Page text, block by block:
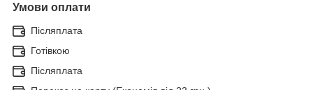
Умови оплати
Післяплата
Готівкою
Післяплата